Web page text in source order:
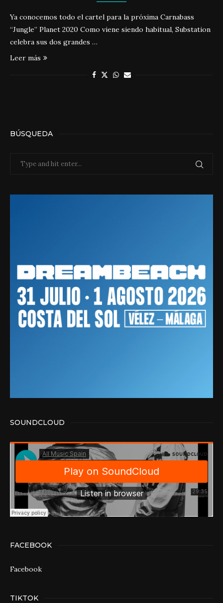
Ya conocemos todo el cartel para la próxima Carnabass
“Jungle” Planet 2020 Como viene siendo habitual, Substation
celebra sus dos grandes …
Leer más
BÚSQUEDA
SOUNDCLOUD
FACEBOOK
Facebook
TIKTOK